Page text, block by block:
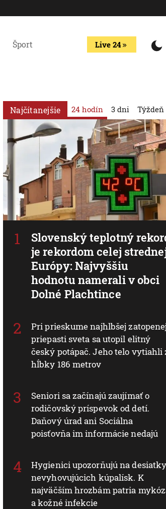
Šport Live 24
Najčítanejšie 24 hodín
Slovenský teplotný
je rekordom celej
Európy: Najvyššiu
hodnotu namerali v obci
Dolné Plachtince
Pri prieskume najhlbšej
priepasti sveta sa utopil elitný
český potápač. Jeho telo vytiahli
hĺbky 186 metrov
Seniori sa začínajú zaujímať o
rodičovský príspevok od detí.
Daňový úrad ani Sociálna
poisťovňa im informácie nedajú
Hygienici upozorňujú na desiatky
nevyhovujúcich kúpalísk. K
najväčším hrozbám patria
a kožné infekcie
3 dni Týždeň